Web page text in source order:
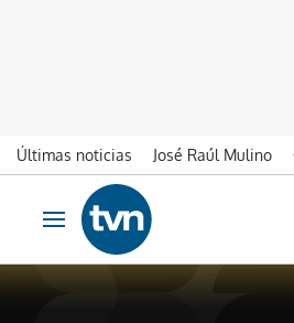
Últimas noticias José Raúl Mulino
Ir al contenido
Obrir navegació